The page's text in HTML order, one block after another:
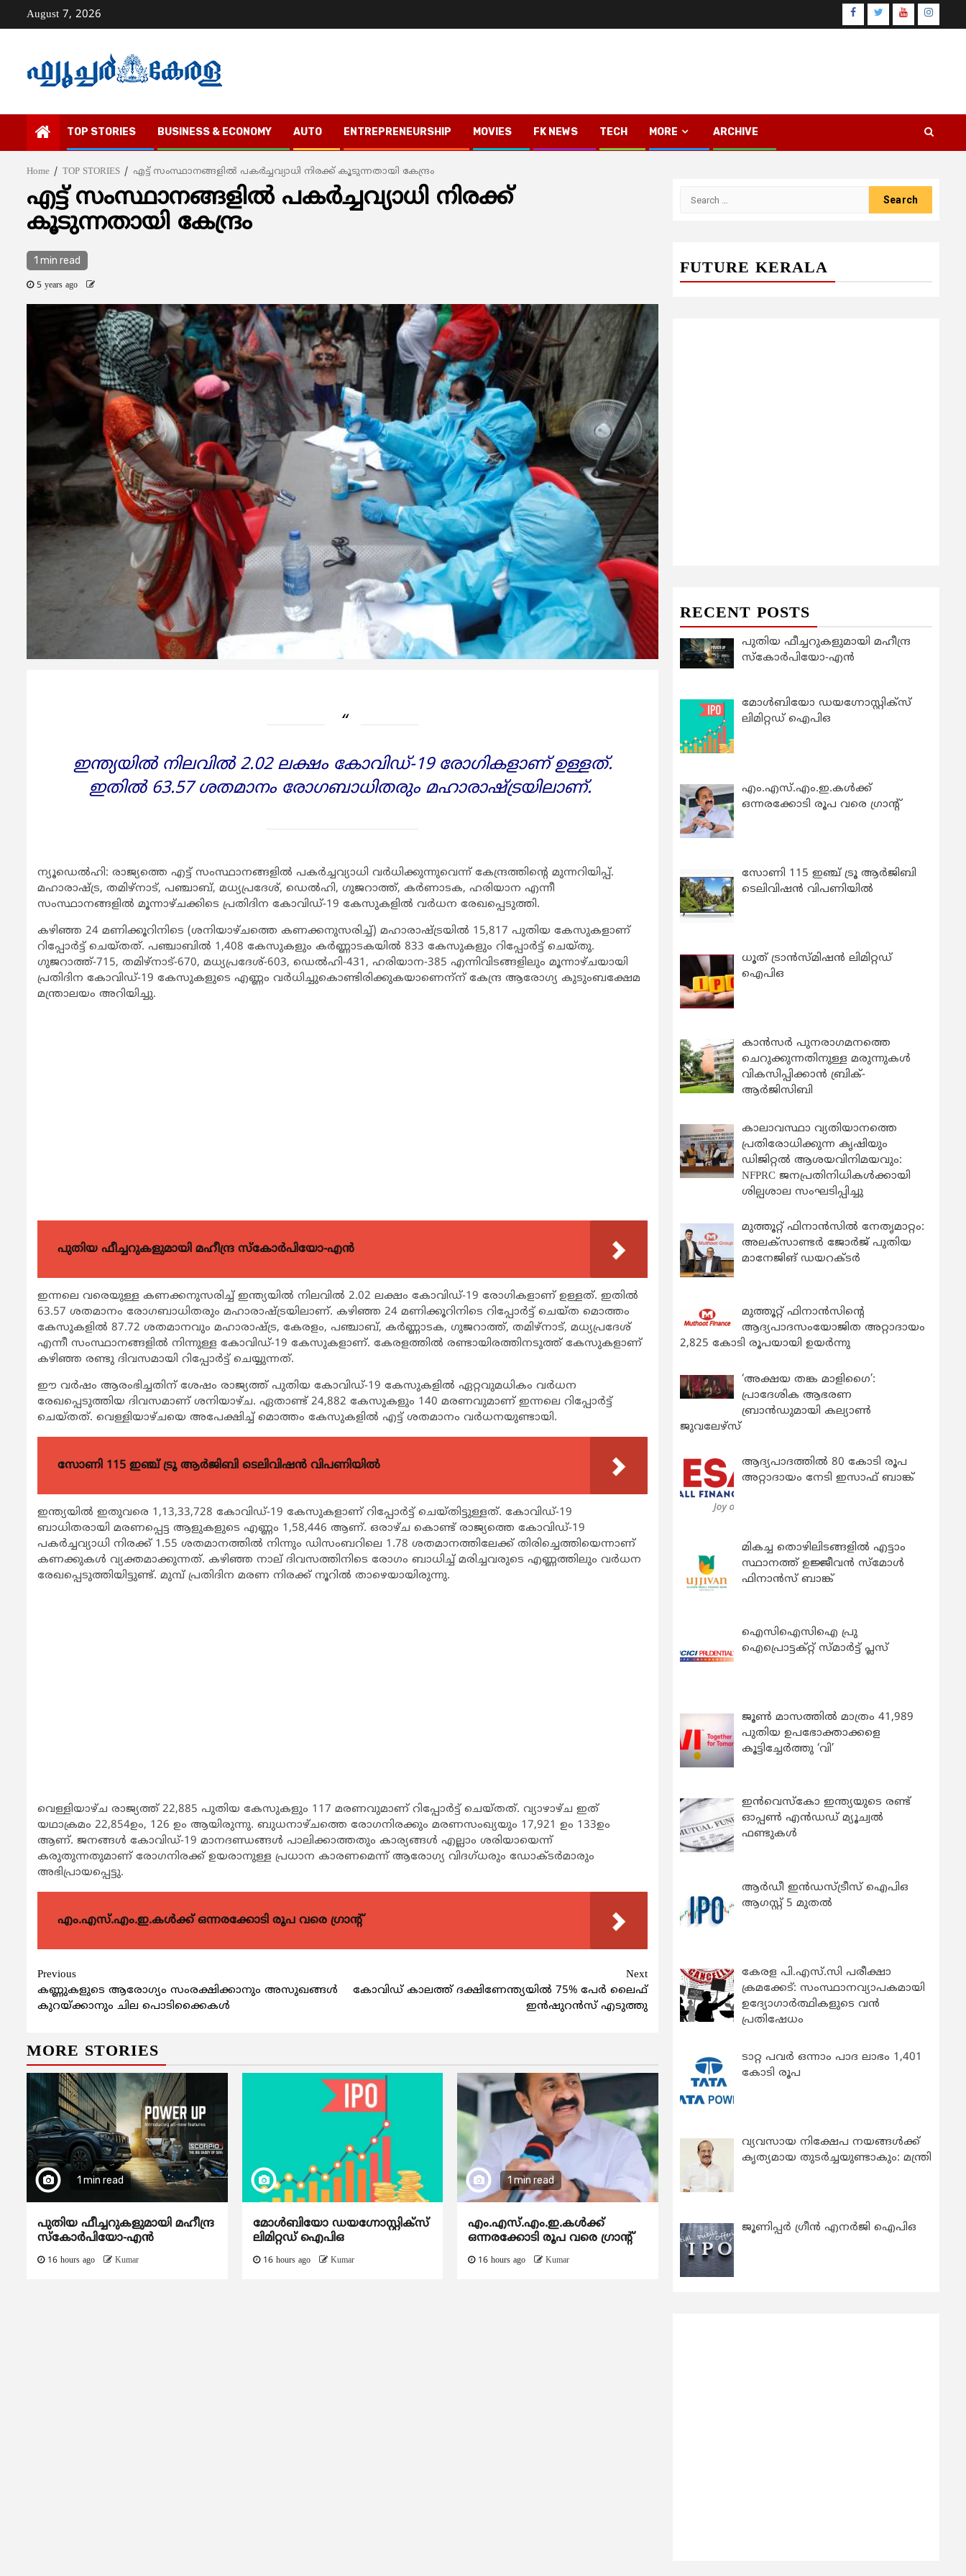
August 7, 2026 Facebook
TwitterYoutube
TOP STORIES BUSINESS & ECONOMY AUTO ENTREPRENEURSHIP MOVIES FK NEWS TECH MORE ARCHIVE
Home TOP STORIES എട്ട് സംസ്ഥാനങ്ങളില്‍ പകര്‍ച്ചവ്യാധി നിരക്ക് കൂടുന്നതായി കേന്ദ്രം
എട്ട് സംസ്ഥാനങ്ങളില്‍ പകര്‍ച്ചവ്യാധി നിരക്ക്
കൂടുന്നതായി കേന്ദ്രം
1 min read
5 years ago
ഇന്ത്യയില്‍ നിലവില്‍ 2.02 ലക്ഷം കോവിഡ്-19 രോഗികളാണ് ഉള്ളത്.
ഇതില്‍ 63.57 ശതമാനം രോഗബാധിതരും മഹാരാഷ്ട്രയിലാണ്.
ന്യൂഡെല്‍ഹി: രാജ്യത്തെ എട്ട് സംസ്ഥാനങ്ങളില്‍ പകര്‍ച്ചവ്യാധി വര്‍ധിക്കുന്നുവെന്ന് കേന്ദ്രത്തിന്റെ മുന്നറിയിപ്പ്.
മഹാരാഷ്ട്ര, തമിഴ്‌നാട്, പഞ്ചാബ്, മധ്യപ്രദേശ്, ഡെല്‍ഹി, ഗുജറാത്ത്, കര്‍ണാടക, ഹരിയാന എന്നീ
സംസ്ഥാനങ്ങളില്‍ മൂന്നാഴ്ചക്കിടെ പ്രതിദിന കോവിഡ്-19 കേസുകളില്‍ വര്‍ധന രേഖപ്പെടുത്തി.
കഴിഞ്ഞ 24 മണിക്കൂറിനിടെ (ശനിയാഴ്ചത്തെ കണക്കനുസരിച്ച്) മഹാരാഷ്ട്രയില്‍ 15,817 പുതിയ കേസുകളാണ്
റിപ്പോര്‍ട്ട് ചെയ്തത്. പഞ്ചാബില്‍ 1,408 കേസുകളും കര്‍ണ്ണാടകയില്‍ 833 കേസുകളും റിപ്പോര്‍ട്ട് ചെയ്തു.
ഗുജറാത്ത്-715, തമിഴ്‌നാട്-670, മധ്യപ്രദേശ്-603, ഡെല്‍ഹി-431, ഹരിയാന-385 എന്നിവിടങ്ങളിലും മൂന്നാഴ്ചയായി
പ്രതിദിന കോവിഡ്-19 കേസുകളുടെ എണ്ണം വര്‍ധിച്ചുകൊണ്ടിരിക്കുകയാണെന്ന് കേന്ദ്ര ആരോഗ്യ കുടുംബക്ഷേമ
മന്ത്രാലയം അറിയിച്ചു.
പുതിയ ഫീച്ചറുകളുമായി മഹീന്ദ്ര സ്കോർപിയോ-എൻ
ഇന്നലെ വരെയുള്ള കണക്കനുസരിച്ച് ഇന്ത്യയില്‍ നിലവില്‍ 2.02 ലക്ഷം കോവിഡ്-19 രോഗികളാണ് ഉള്ളത്. ഇതില്‍
63.57 ശതമാനം രോഗബാധിതരും മഹാരാഷ്ട്രയിലാണ്. കഴിഞ്ഞ 24 മണിക്കൂറിനിടെ റിപ്പോര്‍ട്ട് ചെയ്ത മൊത്തം
കേസുകളില്‍ 87.72 ശതമാനവും മഹാരാഷ്ട്ര, കേരളം, പഞ്ചാബ്, കര്‍ണ്ണാടക, ഗുജറാത്ത്, തമിഴ്‌നാട്, മധ്യപ്രദേശ്
എന്നീ സംസ്ഥാനങ്ങളില്‍ നിന്നുള്ള കോവിഡ്-19 കേസുകളാണ്. കേരളത്തില്‍ രണ്ടായിരത്തിനടുത്ത് കേസുകളാണ്
കഴിഞ്ഞ രണ്ടു ദിവസമായി റിപ്പോര്‍ട്ട് ചെയ്യുന്നത്.
ഈ വര്‍ഷം ആരംഭിച്ചതിന് ശേഷം രാജ്യത്ത് പുതിയ കോവിഡ്-19 കേസുകളില്‍ ഏറ്റവുമധികം വര്‍ധന
രേഖപ്പെടുത്തിയ ദിവസമാണ് ശനിയാഴ്ച. ഏതാണ്ട് 24,882 കേസുകളും 140 മരണവുമാണ് ഇന്നലെ റിപ്പോര്‍ട്ട്
ചെയ്തത്. വെള്ളിയാഴ്ചയെ അപേക്ഷിച്ച് മൊത്തം കേസുകളില്‍ എട്ട് ശതമാനം വര്‍ധനയുണ്ടായി.
സോണി 115 ഇഞ്ച് ട്രൂ ആർജിബി ടെലിവിഷൻ വിപണിയിൽ
ഇന്ത്യയില്‍ ഇതുവരെ 1,13,33,728 കോവിഡ്-19 കേസുകളാണ് റിപ്പോര്‍ട്ട് ചെയ്തിട്ടുള്ളത്. കോവിഡ്-19
ബാധിതരായി മരണപ്പെട്ട ആളുകളുടെ എണ്ണം 1,58,446 ആണ്. ഒരാഴ്ച കൊണ്ട് രാജ്യത്തെ കോവിഡ്-19
പകര്‍ച്ചവ്യാധി നിരക്ക് 1.55 ശതമാനത്തില്‍ നിന്നും ഡിസംബറിലെ 1.78 ശതമാനത്തിലേക്ക് തിരിച്ചെത്തിയെന്നാണ്
കണക്കുകള്‍ വ്യക്തമാക്കുന്നത്. കഴിഞ്ഞ നാല് ദിവസത്തിനിടെ രോഗം ബാധിച്ച് മരിച്ചവരുടെ എണ്ണത്തിലും വര്‍ധന
രേഖപ്പെടുത്തിയിട്ടുണ്ട്. മുമ്പ് പ്രതിദിന മരണ നിരക്ക് നൂറില്‍ താഴെയായിരുന്നു.
വെള്ളിയാഴ്ച രാജ്യത്ത് 22,885 പുതിയ കേസുകളും 117 മരണവുമാണ് റിപ്പോര്‍ട്ട് ചെയ്തത്. വ്യാഴാഴ്ച ഇത്
യഥാക്രമം 22,854ഉം, 126 ഉം ആയിരുന്നു. ബുധനാഴ്ചത്തെ രോഗനിരക്കും മരണസംഖ്യയും 17,921 ഉം 133ഉം
ആണ്. ജനങ്ങള്‍ കോവിഡ്-19 മാനദണ്ഡങ്ങള്‍ പാലിക്കാത്തതും കാര്യങ്ങള്‍ എല്ലാം ശരിയായെന്ന്
കരുതുന്നതുമാണ് രോഗനിരക്ക് ഉയരാനുള്ള പ്രധാന കാരണമെന്ന് ആരോഗ്യ വിദഗ്ധരും ഡോക്ടര്‍മാരും
അഭിപ്രായപ്പെട്ടു.
എം.എസ്.എം.ഇ.കൾക്ക് ഒന്നരക്കോടി രൂപ വരെ ഗ്രാന്റ്
Continue
Reading
Previous
കണ്ണുകളുടെ ആരോഗ്യം സംരക്ഷിക്കാനും അസുഖങ്ങള്‍
കുറയ്ക്കാനും ചില പൊടിക്കൈകള്‍
Next
കോവിഡ് കാലത്ത് ദക്ഷിണേന്ത്യയില്‍ 75% പേര്‍ ലൈഫ്
ഇന്‍ഷുറന്‍സ് എടുത്തു
MORE STORIES
1 min read
പുതിയ ഫീച്ചറുകളുമായി മഹീന്ദ്ര
സ്കോർപിയോ-എൻ
16 hours ago Kumar
മോൾബിയോ ഡയഗ്നോസ്റ്റിക്സ്
ലിമിറ്റഡ് ഐപിഒ
16 hours ago Kumar
1 min read
എം.എസ്.എം.ഇ.കൾക്ക്
ഒന്നരക്കോടി രൂപ വരെ ഗ്രാന്റ്
16 hours ago Kumar
FUTURE KERALA
RECENT POSTS
പുതിയ ഫീച്ചറുകളുമായി മഹീന്ദ്ര
സ്കോർപിയോ-എൻ
മോൾബിയോ ഡയഗ്നോസ്റ്റിക്സ്
ലിമിറ്റഡ് ഐപിഒ
എം.എസ്.എം.ഇ.കൾക്ക്
ഒന്നരക്കോടി രൂപ വരെ ഗ്രാന്റ്
സോണി 115 ഇഞ്ച് ട്രൂ ആർജിബി
ടെലിവിഷൻ വിപണിയിൽ
ധൂത് ട്രാൻസ്മിഷൻ ലിമിറ്റഡ്
ഐപിഒ
കാന്‍സര്‍ പുനരാഗമനത്തെ
ചെറുക്കുന്നതിനുള്ള മരുന്നുകള്‍
വികസിപ്പിക്കാന്‍ ബ്രിക്-
ആര്‍ജിസിബി
കാലാവസ്ഥാ വ്യതിയാനത്തെ
പ്രതിരോധിക്കുന്ന കൃഷിയും
ഡിജിറ്റൽ ആശയവിനിമയവും:
NFPRC ജനപ്രതിനിധികൾക്കായി
ശില്പശാല സംഘടിപ്പിച്ചു
മുത്തൂറ്റ് ഫിനാൻസിൽ നേതൃമാറ്റം:
അലക്സാണ്ടർ ജോർജ് പുതിയ
മാനേജിങ് ഡയറക്ടർ
മുത്തൂറ്റ് ഫിനാൻസിന്റെ
ആദ്യപാദസംയോജിത അറ്റാദായം
2,825 കോടി രൂപയായി ഉയർന്നു
‘അക്ഷയ തങ്ക മാളിഗൈ’:
പ്രാദേശിക ആഭരണ
ബ്രാന്‍ഡുമായി കല്യാണ്‍
ജുവലേഴ്‌സ്
ആദ്യപാദത്തിൽ 80 കോടി രൂപ
അറ്റാദായം നേടി ഇസാഫ് ബാങ്ക്
മികച്ച തൊഴിലിടങ്ങളിൽ എട്ടാം
സ്ഥാനത്ത് ഉജ്ജീവൻ സ്മോൾ
ഫിനാൻസ് ബാങ്ക്
ഐസിഐസിഐ പ്രു
ഐപ്രൊട്ടക്റ്റ് സ്മാർട്ട് പ്ലസ്
ജൂൺ മാസത്തിൽ മാത്രം 41,989
പുതിയ ഉപഭോക്താക്കളെ
കൂട്ടിച്ചേർത്തു ‘വി’
ഇന്‍വെസ്കോ ഇന്ത്യയുടെ രണ്ട്
ഓപ്പണ്‍ എന്‍ഡഡ് മ്യൂച്വല്‍
ഫണ്ടുകള്‍
ആർഡീ ഇൻഡസ്ട്രീസ് ഐപിഒ
ആഗസ്റ്റ് 5 മുതൽ
കേരള പി.എസ്.സി പരീക്ഷാ
ക്രമക്കേട്: സംസ്ഥാനവ്യാപകമായി
ഉദ്യോഗാര്‍ത്ഥികളുടെ വന്‍
പ്രതിഷേധം
ടാറ്റ പവർ ഒന്നാം പാദ ലാഭം 1,401
കോടി രൂപ
വ്യവസായ നിക്ഷേപ നയങ്ങള്‍ക്ക്
കൃത്യമായ തുടര്‍ച്ചയുണ്ടാകും: മന്ത്രി
ജൂണിപ്പർ ഗ്രീൻ എനർജി ഐപിഒ